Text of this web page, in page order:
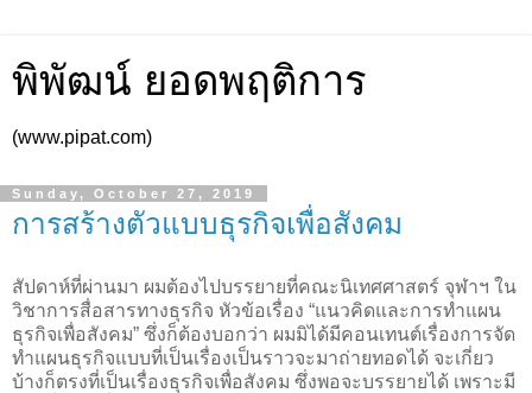
พิพัฒน์ ยอดพฤติการ
(www.pipat.com)
Sunday, October 27, 2019
การสร้างตัวแบบธุรกิจเพื่อสังคม
สัปดาห์ที่ผ่านมา ผมต้องไปบรรยายที่คณะนิเทศศาสตร์ จุฬาฯ ใน
วิชาการสื่อสารทางธุรกิจ หัวข้อเรื่อง “แนวคิดและการทำแผน
ธุรกิจเพื่อสังคม” ซึ่งก็ต้องบอกว่า ผมมิได้มีคอนเทนต์เรื่องการจัด
ทำแผนธุรกิจแบบที่เป็นเรื่องเป็นราวจะมาถ่ายทอดได้ จะเกี่ยว
บ้างก็ตรงที่เป็นเรื่องธุรกิจเพื่อสังคม ซึ่งพอจะบรรยายได้ เพราะมี